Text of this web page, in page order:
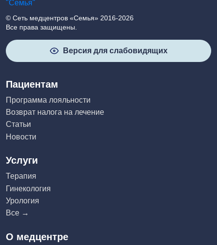
© Сеть медцентров «Семья» 2016-2026
Все права защищены.
Версия для слабовидящих
Пациентам
Программа лояльности
Возврат налога на лечение
Статьи
Новости
Услуги
Терапия
Гинекология
Урология
Все →
О медцентре